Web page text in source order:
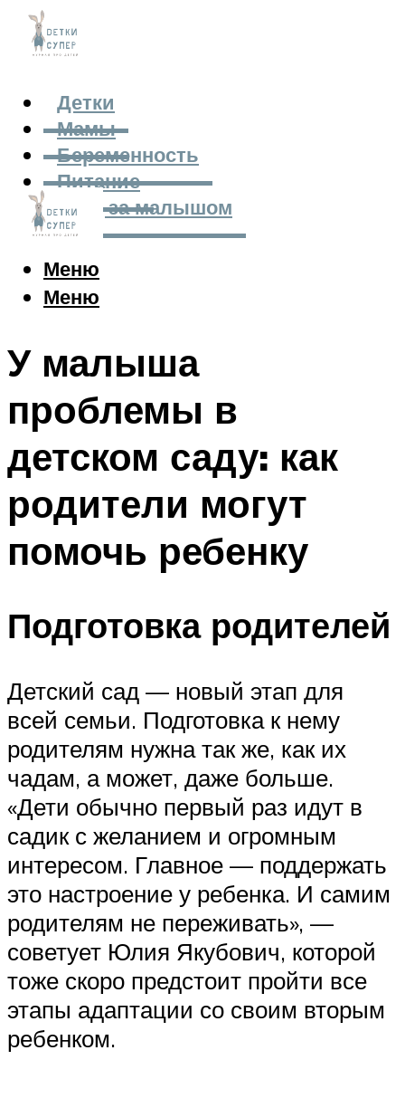
Детки
Мамы
Беременность
Питание
Уход за малышом
Меню
Меню
У малыша
проблемы в
детском саду: как
родители могут
помочь ребенку
Подготовка родителей
Детский сад — новый этап для
всей семьи. Подготовка к нему
родителям нужна так же, как их
чадам, а может, даже больше.
«Дети обычно первый раз идут в
садик с желанием и огромным
интересом. Главное — поддержать
это настроение у ребенка. И самим
родителям не переживать», —
советует Юлия Якубович, которой
тоже скоро предстоит пройти все
этапы адаптации со своим вторым
ребенком.